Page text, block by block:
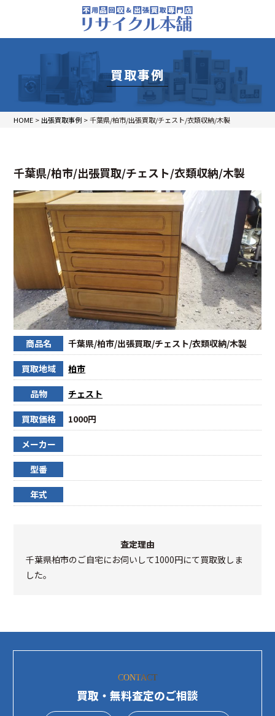
買取事例
HOME > 出張買取事例 >千葉県/柏市/出張買取/チェスト/衣類収納/木製
千葉県/柏市/出張買取/チェスト/衣類収納/木製
商品名 千葉県/柏市/出張買取/チェスト/衣類収納/木製
買取地域 柏市
品物 チェスト
買取価格 1000円
メーカー
型番
年式
査定理由
千葉県柏市のご自宅にお伺いして1000円にて買取致しま
した。
CONTACT
買取・無料査定のご相談